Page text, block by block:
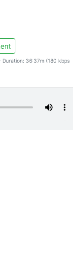
36:37m (180 kbps